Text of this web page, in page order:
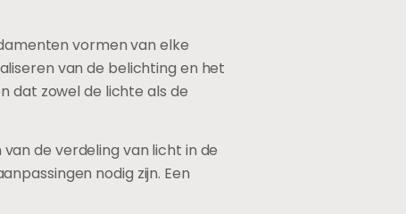
vormen van elke
van de belichting en het
dat zowel de lichte als de
de verdeling van licht in de
nodig zijn. Een